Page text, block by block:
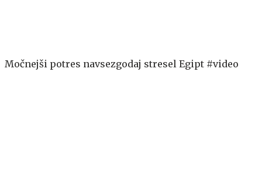
Močnejši potres navsezgodaj stresel Egipt #video